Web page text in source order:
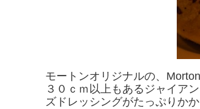
モートンオリジナルの、
３０ｃｍ以上もあるジャイア
ズドレッシングがたっぷりか